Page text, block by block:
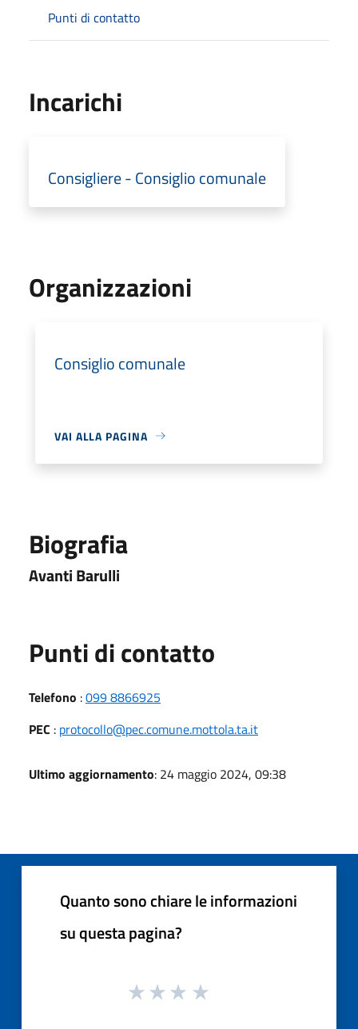
Punti di contatto
Incarichi
Consigliere - Consiglio comunale
Organizzazioni
Consiglio comunale
VAI ALLA PAGINA
Biografia
Avanti Barulli
Punti di contatto
Telefono :099 8866925
PEC : protocollo@pec.comune.mottola.ta.it
Ultimo aggiornamento: 24 maggio 2024, 09:38
Quanto sono chiare le informazioni
su questa pagina?